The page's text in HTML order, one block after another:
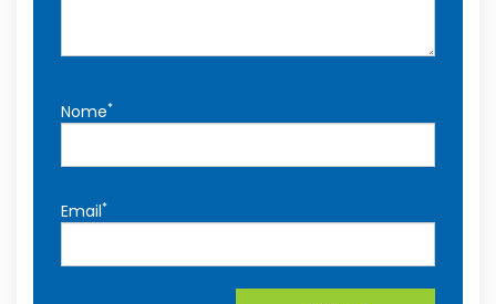
Nome*
Email*